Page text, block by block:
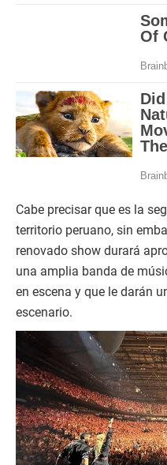
Cabe precisar que es la
territorio peruano, sin
renovado show durará
una amplia banda de
en escena y que le darán
escenario.